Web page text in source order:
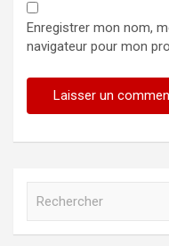
Enregistrer mon nom,
navigateur pour mon